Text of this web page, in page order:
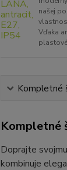
našej
Vďaka
Kompletné
Kompletné
Doprajte
kombinuje